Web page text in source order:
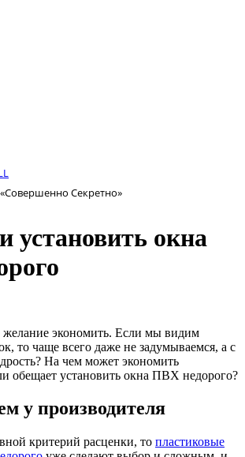
«Совершенно Секретно»
установить окна
экономить. Если мы видим
то чаще всего даже не задумываемся, а с
На чем может экономить
обещает установить окна ПВХ недорого?
у производителя
критерий расценки, то пластиковые